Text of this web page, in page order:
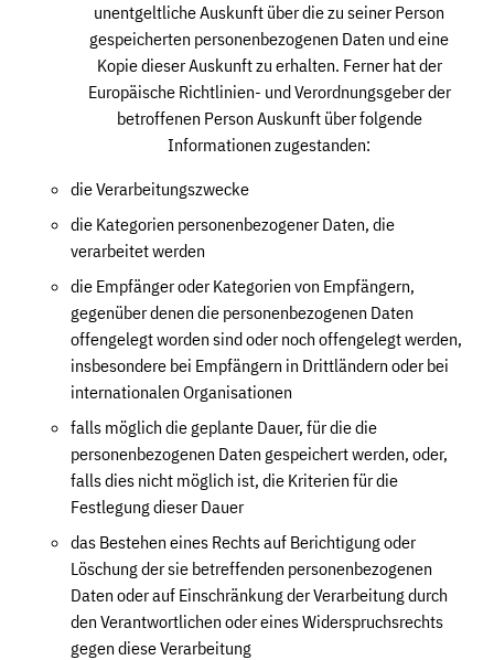
unentgeltliche Auskunft über die zu seiner Person
gespeicherten personenbezogenen Daten und eine
Kopie dieser Auskunft zu erhalten. Ferner hat der
Europäische Richtlinien- und Verordnungsgeber der
betroffenen Person Auskunft über folgende
Informationen zugestanden:
die Verarbeitungszwecke
die Kategorien personenbezogener Daten, die
verarbeitet werden
die Empfänger oder Kategorien von Empfängern,
gegenüber denen die personenbezogenen Daten
offengelegt worden sind oder noch offengelegt werden,
insbesondere bei Empfängern in Drittländern oder bei
internationalen Organisationen
falls möglich die geplante Dauer, für die die
personenbezogenen Daten gespeichert werden, oder,
falls dies nicht möglich ist, die Kriterien für die
Festlegung dieser Dauer
das Bestehen eines Rechts auf Berichtigung oder
Löschung der sie betreffenden personenbezogenen
Daten oder auf Einschränkung der Verarbeitung durch
den Verantwortlichen oder eines Widerspruchsrechts
gegen diese Verarbeitung